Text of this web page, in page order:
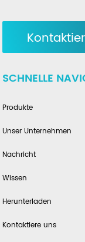
SCHNELLE
Produkte
Unser Unternehmen
Nachricht
Wissen
Herunterladen
Kontaktiere uns